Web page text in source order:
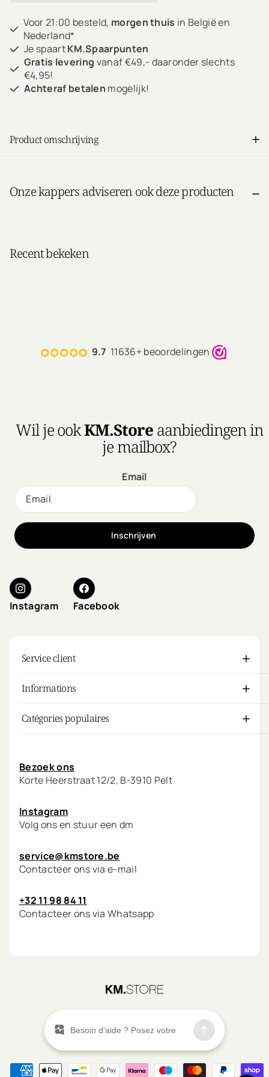
Voor 21:00 besteld, morgen thuis in België en
Nederland*
Je spaartKM.Spaarpunten
Gratis levering vanaf €49,- daaronder slechts
€4,95!
Achteraf betalen mogelijk!
Product omschrijving
Onze kappers adviseren ook deze producten
Recent bekeken
9.7 11636+ beoordelingen
Wil je ookKM.Storeaanbiedingen in
je mailbox?
Email
Inschrijven
Instagram Facebook
Service client
Informations
Catégories populaires
Bezoek ons
Korte Heerstraat 12/2, B-3910 Pelt
Instagram
Volg ons en stuur een dm
service@kmstore.be
Contacteer ons via e-mail
+32 11 98 84 11
Contacteer ons via Whatsapp